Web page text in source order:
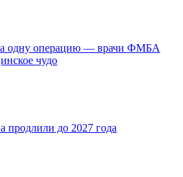
одну операцию — врачи ФМБА
чудо
продлили до 2027 года